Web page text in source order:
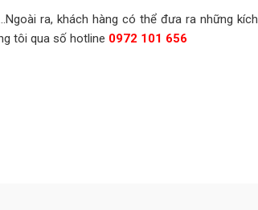
ra, khách hàng có thể đưa ra những kích
tôi qua số hotline 0972 101 656